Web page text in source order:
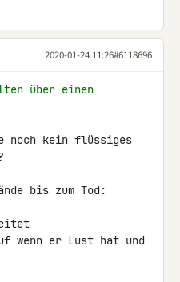
2020-01-24 11:26#6118696
über einen
noch kein flüssiges
bis zum Tod:
wenn er Lust hat und